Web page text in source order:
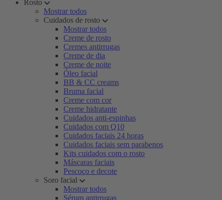
Rosto
Mostrar todos
Cuidados de rosto
Mostrar todos
Creme de rosto
Cremes antirrugas
Creme de dia
Creme de noite
Óleo facial
BB & CC creams
Bruma facial
Creme com cor
Creme hidratante
Cuidados anti-espinhas
Cuidados com Q10
Cuidados faciais 24 horas
Cuidados faciais sem parabenos
Kits cuidados com o rosto
Máscaras faciais
Pescoço e decote
Soro facial
Mostrar todos
Sérum antirrugas